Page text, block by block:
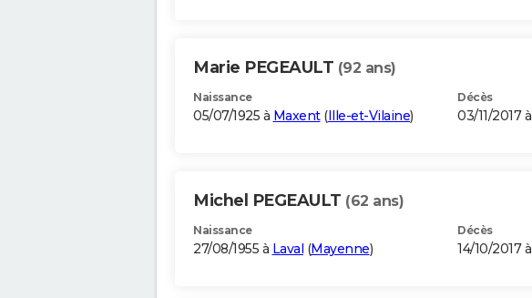
Marie PEGEAULT (92 ans)
Naissance
05/07/1925 à Maxent(Ille-et-Vilaine)
Décès
03/11/2017 à
Michel PEGEAULT (62 ans)
Naissance
27/08/1955 à Laval (Mayenne)
Décès
14/10/2017 à